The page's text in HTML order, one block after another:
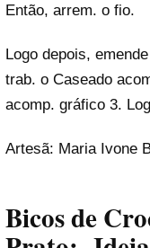
Então, arrem. o fio.
Logo depois,
trab. o Caseado
acomp. gráfico 3.
Artesã: Maria Ivone
Bicos de